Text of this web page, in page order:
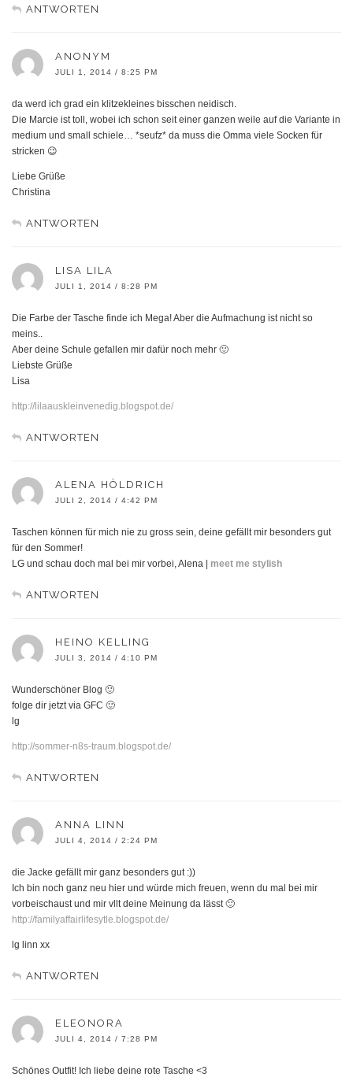
ANTWORTEN
ANONYM
JULI 1, 2014 / 8:25 PM
da werd ich grad ein klitzekleines bisschen neidisch.
Die Marcie ist toll, wobei ich schon seit einer ganzen weile auf die Variante in
medium und small schiele… *seufz* da muss die Omma viele Socken für
stricken 😉
Liebe Grüße
Christina
ANTWORTEN
LISA LILA
JULI 1, 2014 / 8:28 PM
Die Farbe der Tasche finde ich Mega! Aber die Aufmachung ist nicht so
meins..
Aber deine Schule gefallen mir dafür noch mehr 🙂
Liebste Grüße
Lisa
http://lilaauskleinvenedig.blogspot.de/
ANTWORTEN
ALENA HÖLDRICH
JULI 2, 2014 / 4:42 PM
Taschen können für mich nie zu gross sein, deine gefällt mir besonders gut
für den Sommer!
LG und schau doch mal bei mir vorbei, Alena | meet me stylish
ANTWORTEN
HEINO KELLING
JULI 3, 2014 / 4:10 PM
Wunderschöner Blog 🙂
folge dir jetzt via GFC 🙂
lg
http://sommer-n8s-traum.blogspot.de/
ANTWORTEN
ANNA LINN
JULI 4, 2014 / 2:24 PM
die Jacke gefällt mir ganz besonders gut :))
Ich bin noch ganz neu hier und würde mich freuen, wenn du mal bei mir
vorbeischaust und mir vllt deine Meinung da lässt 🙂
http://familyaffairlifesytle.blogspot.de/
lg linn xx
ANTWORTEN
ELEONORA
JULI 4, 2014 / 7:28 PM
Schönes Outfit! Ich liebe deine rote Tasche <3